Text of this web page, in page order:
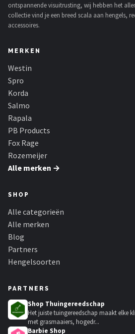
ontspannende visuitrusting, wij hebben het
collectie vind je een breed scala aan hengels,
accessoires.
MERKEN
Westin
Spro
Korda
Salmo
Rapala
PB Products
Fox Rage
Rozemeijer
Alle merken →
SHOP
Alle categorieën
Alle merken
Blog
Partners
Hengelsoorten
PARTNERS
Shop Thuingereedschap
Het juiste tuingereedschap maakt elke
met grasmaaiers, hogedr...
Barbie Shop